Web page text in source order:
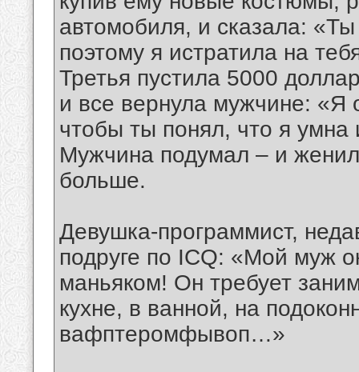
автомобиля, и сказала:
поэтому я истратила на
Третья пустила 5000
и все вернула мужчине: «Я
чтобы ты понял, что я умна
Мужчина подумал – и
больше.
Девушка-пpогpаммист,
подруге по ICQ: «Мой муж
маньяком! Он тpебует
кухне, в ванной, на
вафптеpомфывоп…»